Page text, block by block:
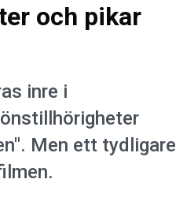
och pikar
inre i
Men ett tydligare